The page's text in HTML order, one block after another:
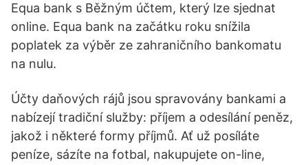
Equa bank s Běžným účtem, který lze sjednat
online. Equa bank na začátku roku snížila
poplatek za výběr ze zahraničního bankomatu
na nulu.
Účty daňových rájů jsou spravovány bankami a
nabízejí tradiční služby: příjem a odesílání peněz,
jakož i některé formy příjmů. Ať už posíláte
peníze, sázíte na fotbal, nakupujete on-line,